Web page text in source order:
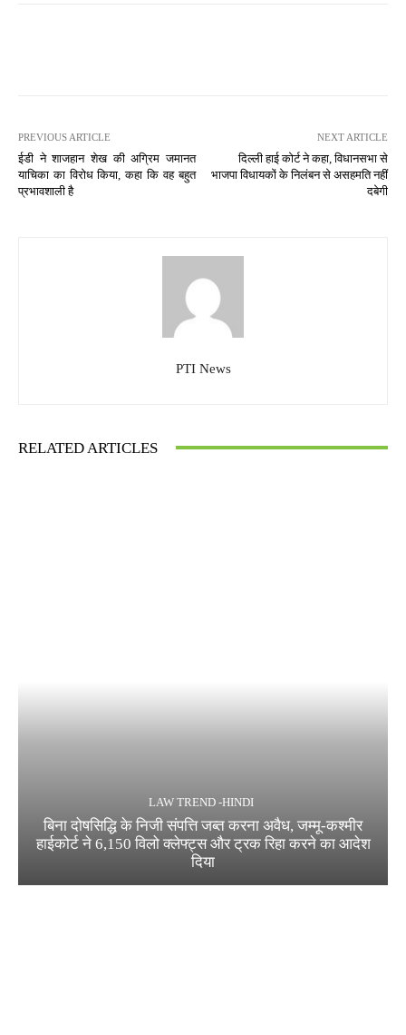
PREVIOUS ARTICLE
ईडी ने शाजहान शेख की अग्रिम जमानत
याचिका का विरोध किया, कहा कि वह बहुत
प्रभावशाली है
NEXT ARTICLE
दिल्ली हाई कोर्ट ने कहा, विधानसभा से
भाजपा विधायकों के निलंबन से असहमति नहीं
दबेगी
PTI News
RELATED ARTICLES
LAW TREND -HINDI
बिना दोषसिद्धि के निजी संपत्ति जब्त करना अवैध, जम्मू-कश्मीर
हाईकोर्ट ने 6,150 विलो क्लेफ्ट्स और ट्रक रिहा करने का आदेश
दिया